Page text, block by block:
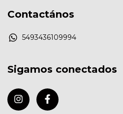
Contactános
5493436109994
Sigamos conectados